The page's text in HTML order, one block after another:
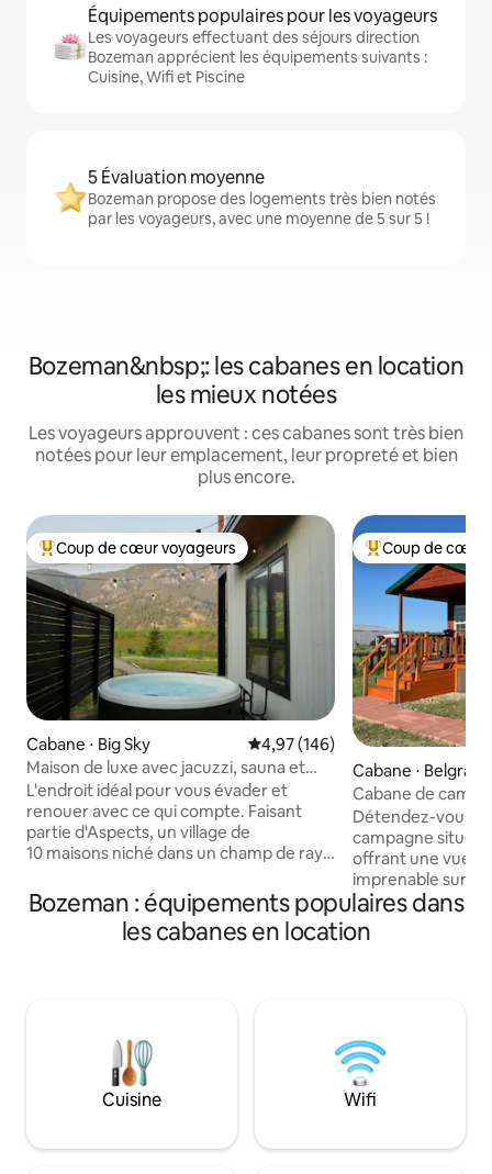
Équipements populaires pour les voyageurs
Les voyageurs effectuant des séjours direction
Bozeman apprécient les équipements suivants :
Cuisine, Wifi et Piscine
5 Évaluation moyenne
Bozeman propose des logements très bien notés
par les voyageurs, avec une moyenne de 5 sur 5 !
Bozeman&nbsp;: les cabanes en location
les mieux notées
Les voyageurs approuvent : ces cabanes sont très bien
notées pour leur emplacement, leur propreté et bien
plus encore.
Coups de cœur voyageurs les plus appréciés
Coup de cœur voyageurs
Cabane ⋅ Big Sky Évaluation moyenne sur la
4,97 (146)
Maison de luxe avec jacuzzi, sauna et
vue
L'endroit idéal pour vous évader et
renouer avec ce qui compte. Faisant
partie d'Aspects, un village de
10 maisons niché dans un champ de ray-
maison offre un confort de niveau
hôtelier avec l'intimité et l'espace de
votre propre retraite. Profitez de votre
accueillante, équipée de jeux de société
et de tout ce dont vous avez besoin
pour vivre à Big Sky, ainsi que des vues
panoramiques sur la crête brumeuse et
fenêtre
Coups de cœur
Coup de cœur
Cabane ⋅ Belgrade
Cabane de
Cheminée • Vue
Détendez-vous
campagne située
offrant une vue
imprenable sur
de 14x42
extérieur en
languettes et
chambre privée
futon en cuir
pour devenir un
de bain 3/4 avec
reposé et
Bozeman : équipements populaires dans
les cabanes en location
Cuisine Wifi